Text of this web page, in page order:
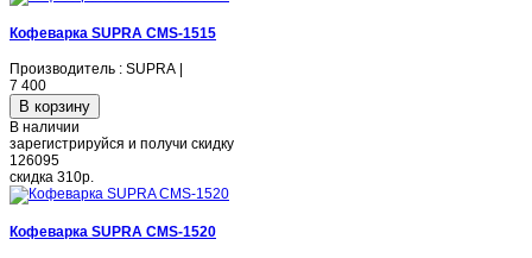
Кофеварка SUPRA CMS-1515
Производитель : SUPRA |
7 400
В наличии
зарегистрируйся и получи скидку
126095
скидка 310р.
Кофеварка SUPRA CMS-1520